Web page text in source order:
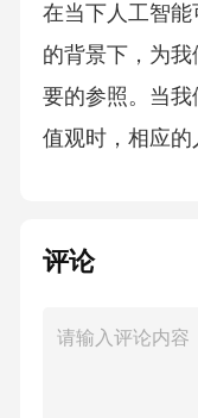
在当下人工智
的背景下，为
要的参照。当
值观时，相应
将逐渐被合作关
向培养制。在
评论